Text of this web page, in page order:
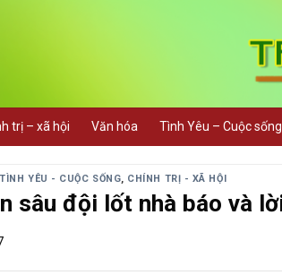
trị – xã hội Văn hóa Tình Yêu – Cuộc sống
TÌNH YÊU - CUỘC SỐNG, CHÍNH TRỊ - XÃ HỘI
sâu đội lốt nhà báo và